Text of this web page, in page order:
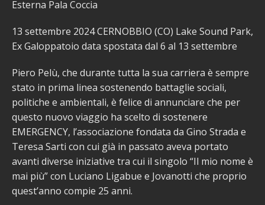
Esterna Pala Coccia
13 settembre 2024 CERNOBBIO (CO) Lake Sound Park,
Ex Galoppatoio data spostata dal 6 al 13 settembre
Piero Pelù, che durante tutta la sua carriera è sempre
stato in prima linea sostenendo battaglie sociali,
politiche e ambientali, è felice di annunciare che per
questo nuovo viaggio ha scelto di sostenere
EMERGENCY, l’associazione fondata da Gino Strada e
Teresa Sarti con cui già in passato aveva portato
avanti diverse iniziative tra cui il singolo “Il mio nome è
mai più” con Luciano Ligabue e Jovanotti che proprio
quest’anno compie 25 anni.